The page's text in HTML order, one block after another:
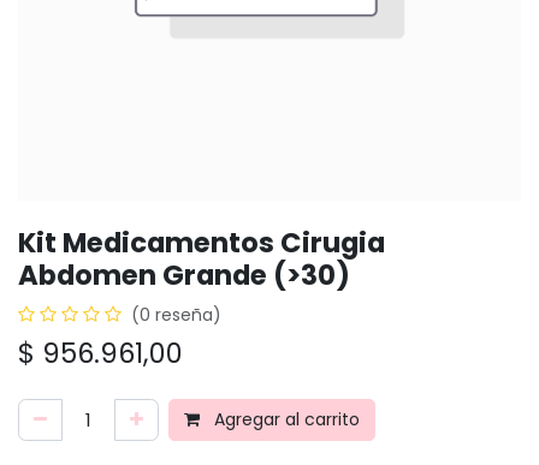
Kit Medicamentos Cirugia
Abdomen Grande (>30)
(0 reseña)
$ 956.961,00
Agregar al carrito